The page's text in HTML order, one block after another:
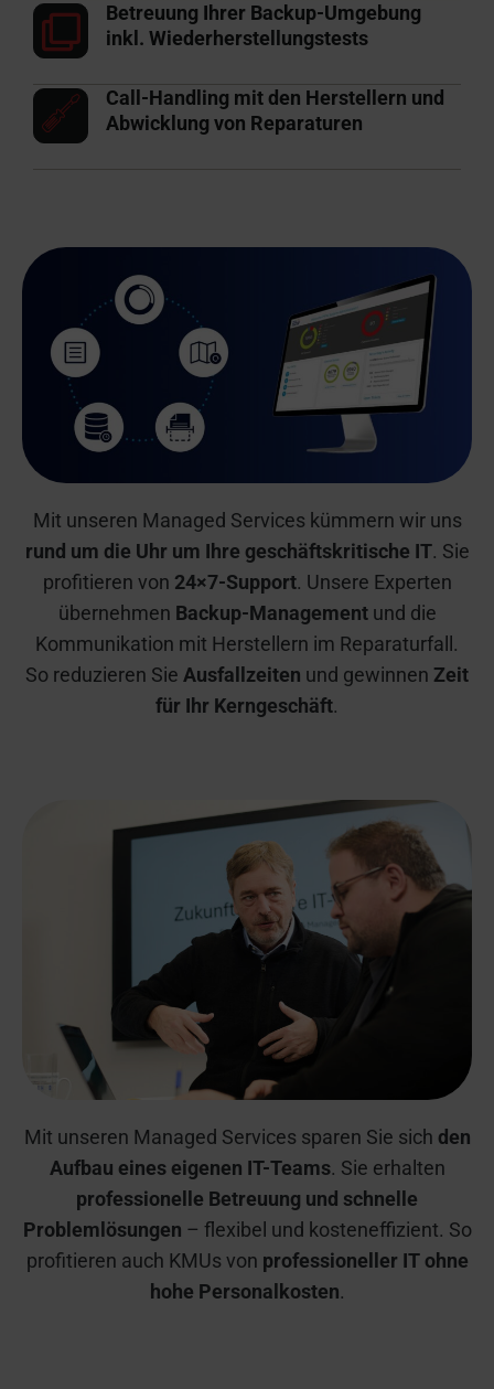
Betreuung Ihrer Backup-Umgebung
inkl. Wiederherstellungstests
Call-Handling mit den Herstellern und
Abwicklung von Reparaturen
Mit unseren Managed Services kümmern wir uns
rund um die Uhr um Ihre geschäftskritische IT. Sie
profitieren von 24×7-Support. Unsere Experten
übernehmen Backup-Managementund die
Kommunikation mit Herstellern im Reparaturfall.
So reduzieren Sie Ausfallzeiten und gewinnen Zeit
für Ihr Kerngeschäft.
Mit unseren Managed Services sparen Sie sich den
Aufbau eines eigenen IT-Teams. Sie erhalten
professionelle Betreuung und schnelle
Problemlösungen – flexibel und kosteneffizient. So
profitieren auch KMUs von professioneller IT ohne
hohe Personalkosten.